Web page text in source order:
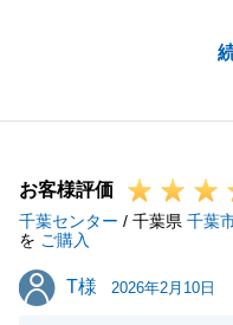
今後も何かお手伝い
軽にお申しつけくださ
お客様評価
千葉センター / 千葉県 千葉
を ご購入
T様
T様 2026年2月10日